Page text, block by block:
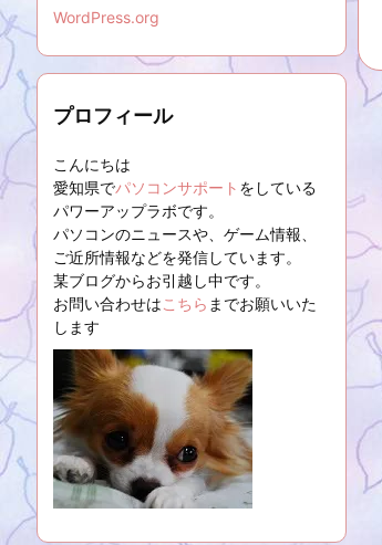
WordPress.org
プロフィール
こんにちは
愛知県でパソコンサポート をしている
パワーアップラボです。
パソコンのニュースや、ゲーム情報、
ご近所情報などを発信しています。
某ブログからお引越し中です。
お問い合わせはこちら までお願いいた
します